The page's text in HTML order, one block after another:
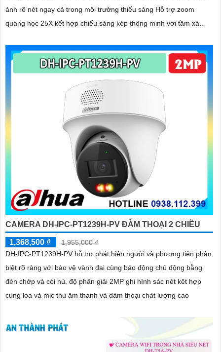
ảnh rõ nét ngay cả trong môi trường thiếu sáng Hỗ trợ zoom
quang học 25X kết hợp chiếu sáng kép thông minh với tầm xa
cùng chuẩn chống nước IP67 giúp quan sát ổn định ngoài trời
CAMERA DH-IPC-PT1239H-PV ĐÀM THOẠI 2 CHIỀU
1,368,500 ₫
1,955,000 ₫
DH-IPC-PT1239H-PV hỗ trợ phát hiện người và phương tiện phân
biệt rõ ràng với bảo vệ vành đai cùng báo động chủ động bằng
đèn chớp và còi hú. độ phân giải 2MP ghi hình sác nét kêt hợp
cùng loa và mic thu âm thanh và dàm thoại chát lượng cao